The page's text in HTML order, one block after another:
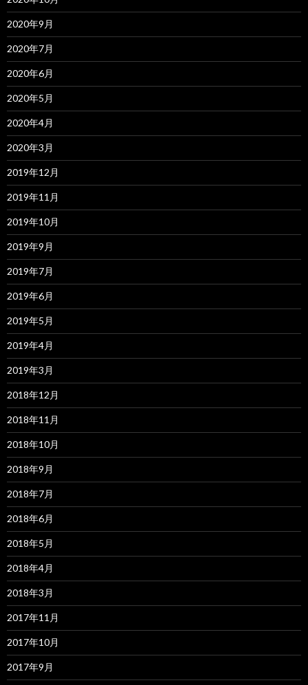
2020年9月
2020年7月
2020年6月
2020年5月
2020年4月
2020年3月
2019年12月
2019年11月
2019年10月
2019年9月
2019年7月
2019年6月
2019年5月
2019年4月
2019年3月
2018年12月
2018年11月
2018年10月
2018年9月
2018年7月
2018年6月
2018年5月
2018年4月
2018年3月
2017年11月
2017年10月
2017年9月